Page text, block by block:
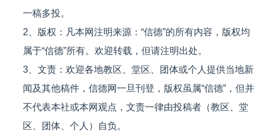
一稿多投。
2、版权：凡本网注明来源：“信德”的所有内容，版权均
属于“信德”所有。欢迎转载，但请注明出处。
3、文责：欢迎各地教区、堂区、团体或个人提供当地新
闻及其他稿件，信德网一旦刊登，版权虽属“信德”，但并
不代表本社或本网观点，文责一律由投稿者（教区、堂
区、团体、个人）自负。